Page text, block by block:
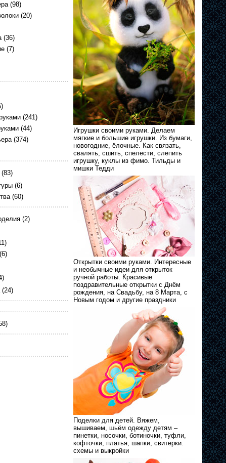
(98)
(20)
(36)
(7)
(241)
(44)
(374)
(83)
(6)
(60)
(2)
(24)
Игрушки своими руками. Делаем
мягкие и большие игрушки. Из бумаги,
новогодние, ёлочные. Как связать,
свалять, сшить, спелести, слепить
игрушку, куклы из фимо. Тильды и
мишки Тедди
Открытки своими руками. Интересные
и необычные идеи для открыток
ручной работы. Красивые
поздравительные открытки с Днём
рождения, на Свадьбу, на 8 Марта, с
Новым годом и другие праздники
Поделки для детей. Вяжем,
вышиваем, шьём одежду детям –
пинетки, носочки, ботиночки, туфли,
кофточки, платья, шапки, свитерки.
схемы и выкройки